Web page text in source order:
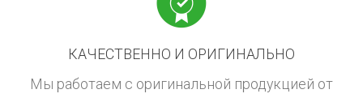
КАЧЕСТВЕННО И ОРИГИНАЛЬНО
Мы работаем с оригинальной продукцией от